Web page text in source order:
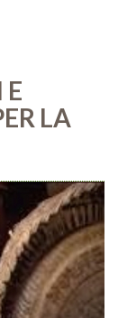
LA